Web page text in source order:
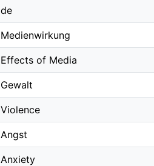
de
Medienwirkung
Effects of Media
Gewalt
Violence
Angst
Anxiety